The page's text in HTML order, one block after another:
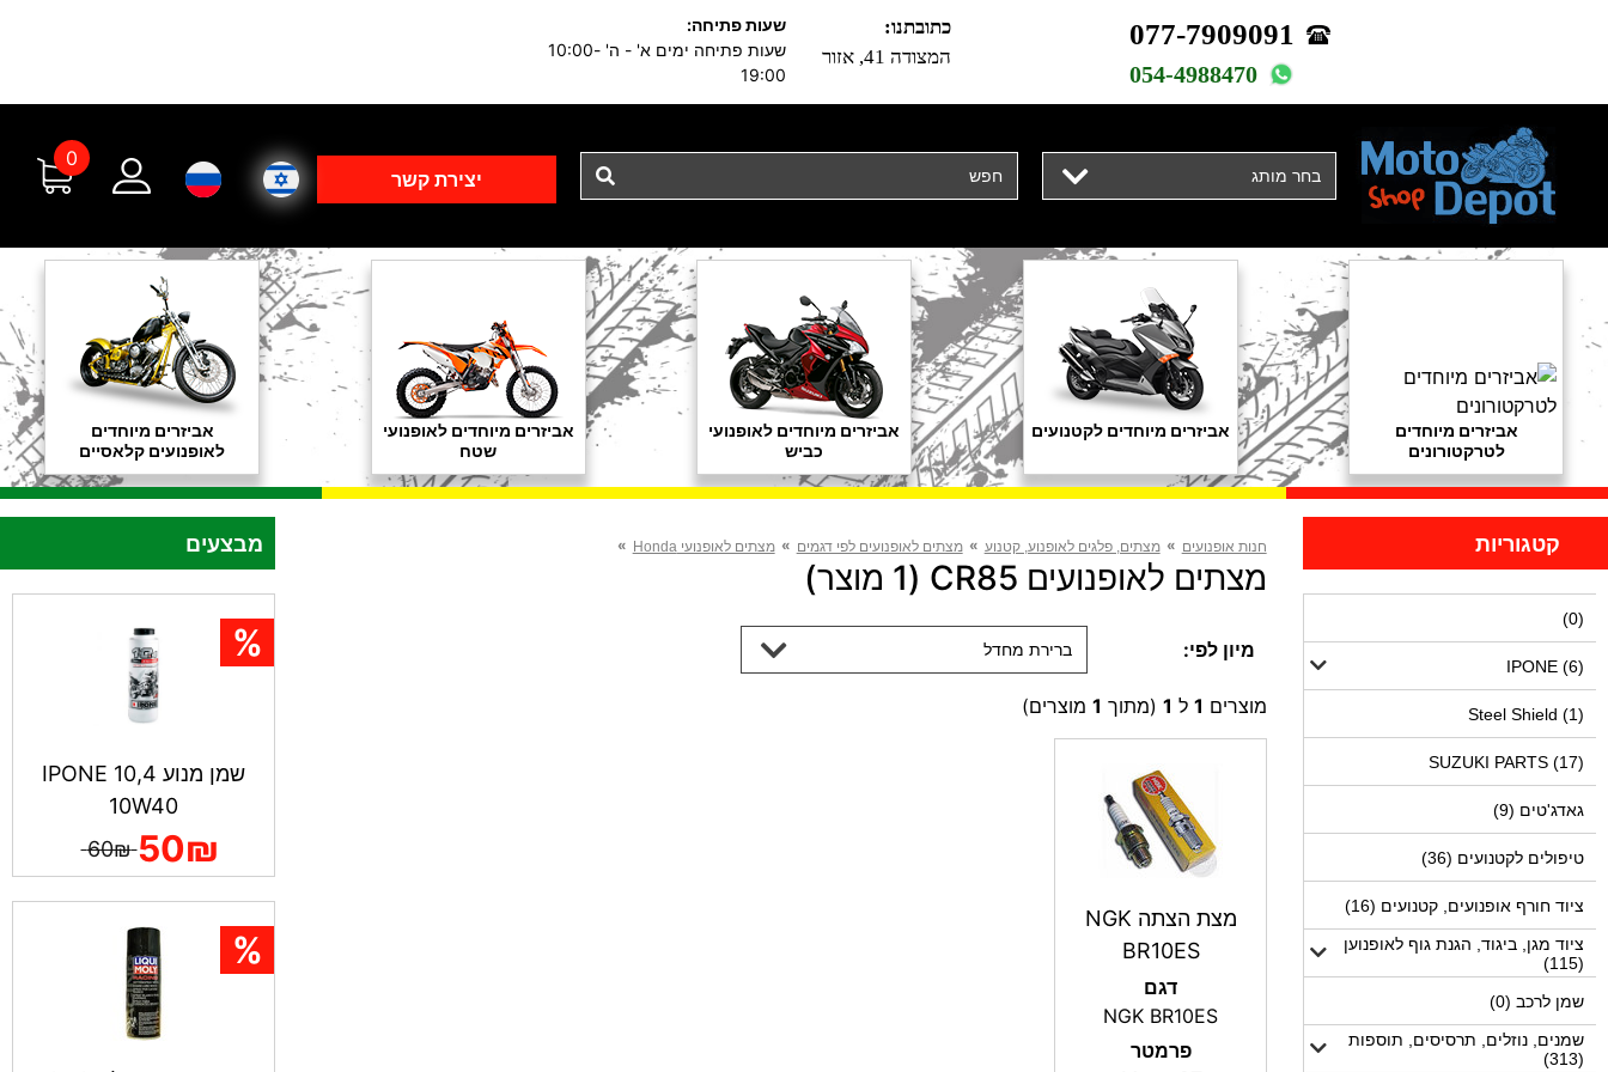
077-7909091
054-4988470
כתובתנו:
המצודה 41, אזור
שעות פתיחה:
שעות פתיחה ימים א' - ה' 10:00-
19:00
בחר מותג יצירת קשר
0
אביזרים מיוחדים
לטרקטורונים
אביזרים מיוחדים לקטנועים
אביזרים מיוחדים לאופנועי
כביש
אביזרים מיוחדים לאופנועי
שטח
אביזרים מיוחדים
לאופנועים קלאסיים
קטגוריות
(0)
IPONE (6)
Steel Shield (1)
SUZUKI PARTS (17)
גאדג'טים (9)
טיפולים לקטנועים (36)
ציוד חורף אופנועים, קטנועים (16)
ציוד מגן, ביגוד, הגנת גוף לאופנוען
(115)
שמן לרכב (0)
שמנים, נוזלים, תרסיסים, תוספות
(313)
חנות אופנועים » מצתים, פלגים לאופנוע, קטנוע » מצתים לאופנועים לפי דגמים » מצתים לאופנועי Honda »
מצתים לאופנועים CR85 (1 מוצר)
מיון לפי: ברירת מחדל
מוצרים 1 ל 1 (מתוך 1 מוצרים)
מצת הצתה NGK
BR10ES
דגם
פרמטר
מבצעים
שמן מנוע IPONE 10,4
10W40
50₪
60₪